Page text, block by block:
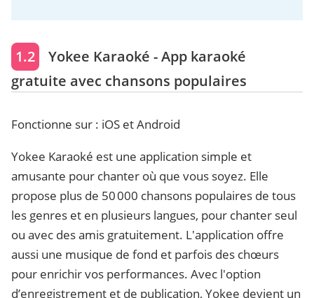
1.2
Yokee Karaoké - App karaoké
gratuite avec chansons populaires
Fonctionne sur : iOS et Android
Yokee Karaoké est une application simple et
amusante pour chanter où que vous soyez. Elle
propose plus de 50 000 chansons populaires de tous
les genres et en plusieurs langues, pour chanter seul
ou avec des amis gratuitement. L'application offre
aussi une musique de fond et parfois des chœurs
pour enrichir vos performances. Avec l'option
d’enregistrement et de publication, Yokee devient un